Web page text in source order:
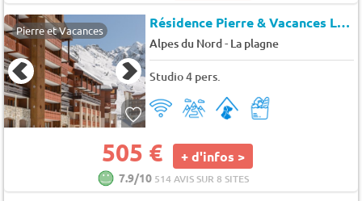
Pierre et Vacances Résidence Pierre & Vacances Les Constellations*
Alpes du Nord- La plagne
Studio 4 pers.
505 € + d'infos >
7.9/10 514 AVIS SUR 8 SITES